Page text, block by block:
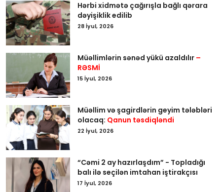
Hərbi xidmətə çağırışla bağlı qərara
dəyişiklik edilib
28 İyul, 2026
Müəllimlərin sənəd yükü azaldılır –
RƏSMİ
15 İyul, 2026
Müəllim və şagirdlərin geyim tələbləri
olacaq: Qanun təsdiqləndi
22 İyul, 2026
“Cəmi 2 ay hazırlaşdım” - Topladığı
balı ilə seçilən imtahan iştirakçısı
17 İyul, 2026